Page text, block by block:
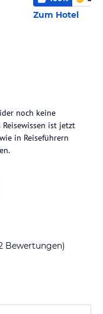
Zum Hotel
noch keine
ist jetzt
in Reiseführern
Bewertungen)